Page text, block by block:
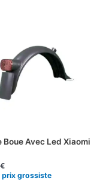
Boue Avec Led Xiaomi
€
prix grossiste